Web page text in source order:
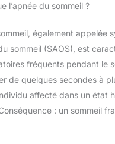
l’apnée du sommeil ?
également appelée
sommeil (SAOS), est
fréquents pendant le
de quelques secondes à
affecté dans un état
: un sommeil